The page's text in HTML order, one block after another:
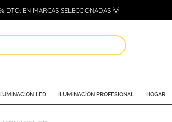
DTO. EN MARCAS SELECCIONADAS 💡
LED ILUMINACIÓN PROFESIONAL HOGAR